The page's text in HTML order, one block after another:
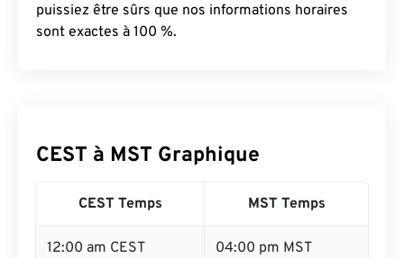
puissiez être sûrs que nos informations horaires
sont exactes à 100 %.
CEST à MST Graphique
CEST Temps MST Temps
12:00 am CEST
04:00 pm MST